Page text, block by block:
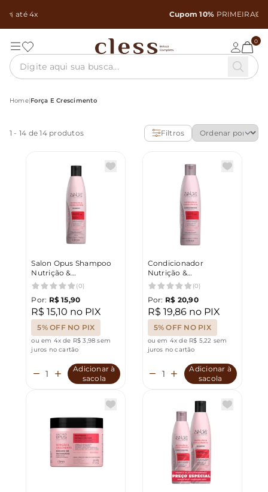
PRIMEIRACOMPRA Copiar
0
Home|Força E Crescimento
1 - 14 de 14 produtos Filtros
Salon Opus Shampoo
Nutrição &
Crescimento 350ml
(0)
Por: R$ 15,90
R$ 15,10 no PIX
5% OFF NO PIX
ou em 4x de R$ 3,98 sem
juros no cartão
Adicionar à
sacola
Condicionador
Nutrição &
Crescimento Salon
Opus 350ml
(0)
Por: R$ 20,90
R$ 19,86 no PIX
5% OFF NO PIX
ou em 4x de R$ 5,22 sem
juros no cartão
Adicionar à
sacola